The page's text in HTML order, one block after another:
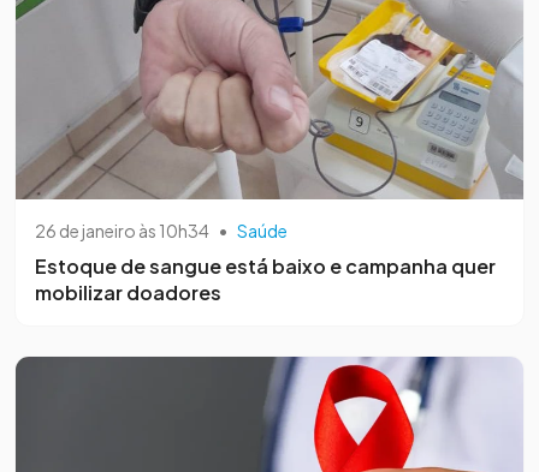
26 de janeiro às 10h34 • Saúde
Estoque de sangue está baixo e campanha quer
mobilizar doadores